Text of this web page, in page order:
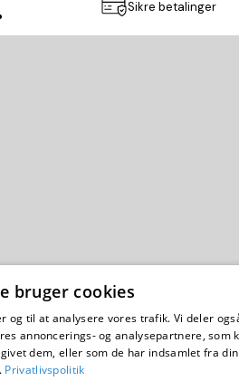
Sikre betalinger
Privatlivspolitik
AB
bruger cookies
og til at analysere vores trafik. Vi deler
annoncerings- og analysepartnere, som
dem, eller som de har indsamlet fra
Privatlivspolitik